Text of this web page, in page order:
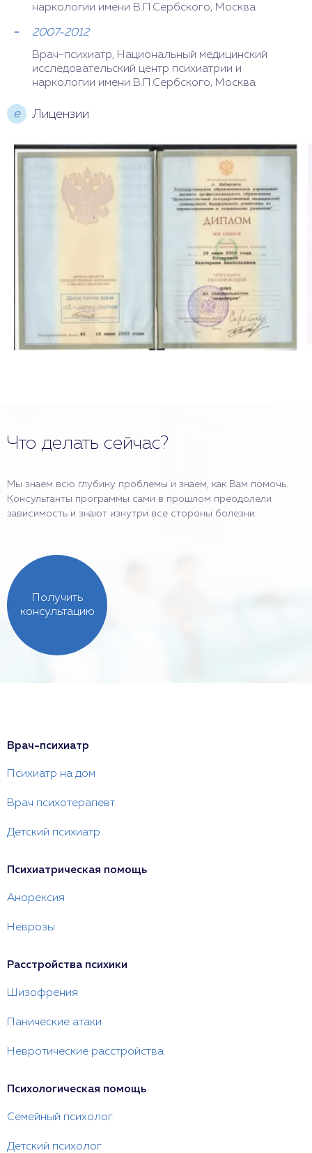
наркологии имени В.П.Сербского, Москва
2007-2012
Врач-психиатр, Национальный медицинский
исследовательский центр психиатрии и
наркологии имени В.П.Сербского, Москва
е Лицензии
Что делать сейчас?
Мы знаем всю глубину проблемы и знаем, как Вам помочь.
Консультанты программы сами в прошлом преодолели
зависимость и знают изнутри все стороны болезни.
Получить
консультацию
Врач-психиатр
Психиатр на дом
Врач психотерапевт
Детский психиатр
Психиатрическая помощь
Анорексия
Неврозы
Расстройства психики
Шизофрения
Панические атаки
Невротические расстройства
Психологическая помощь
Семейный психолог
Детский психолог